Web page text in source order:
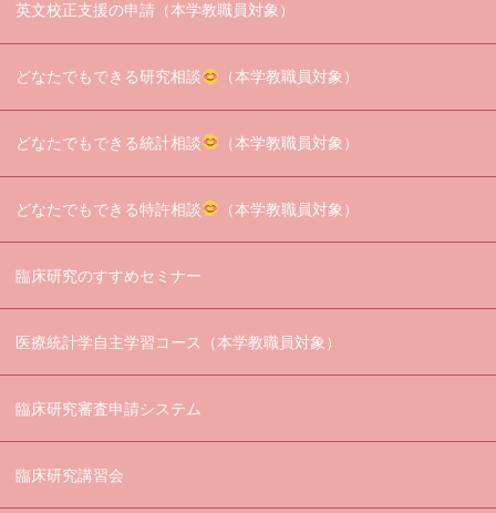
英文校正支援の申請（本学教職員対象）
どなたでもできる研究相談 （本学教職員対象）
どなたでもできる統計相談 （本学教職員対象）
どなたでもできる特許相談 （本学教職員対象）
臨床研究のすすめセミナー
医療統計学自主学習コース（本学教職員対象）
臨床研究審査申請システム
臨床研究講習会